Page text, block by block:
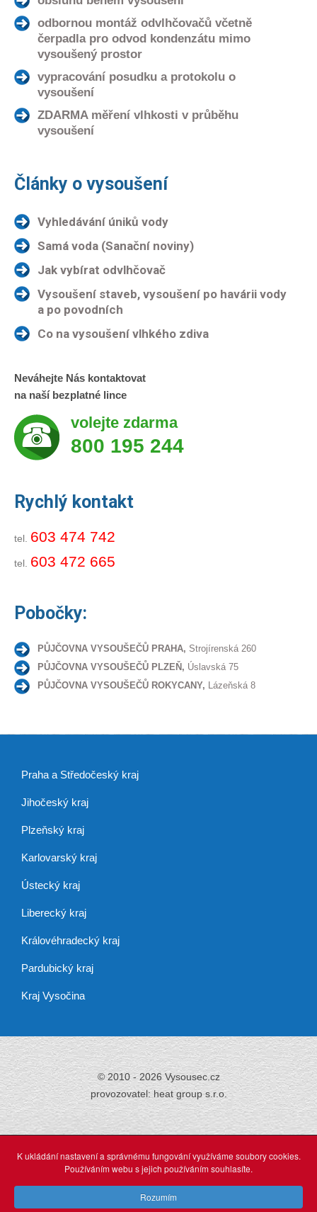
odbornou montáž odvlhčovačů včetně
čerpadla pro odvod kondenzátu mimo
vysoušený prostor
vypracování posudku a protokolu o
vysoušení
ZDARMA měření vlhkosti v průběhu
vysoušení
Články o vysoušení
Vyhledávání úniků vody
Samá voda (Sanační noviny)
Jak vybírat odvlhčovač
Vysoušení staveb, vysoušení po havárii vody
a po povodních
Co na vysoušení vlhkého zdiva
Neváhejte Nás kontaktovat
na naší bezplatné lince
volejte zdarma
800 195 244
Rychlý kontakt
tel. 603 474 742
tel. 603 472 665
Pobočky:
PŮJČOVNA VYSOUŠEČŮ PRAHA, Strojírenská 260
PŮJČOVNA VYSOUŠEČŮ PLZEŇ, Úslavská 75
PŮJČOVNA VYSOUŠEČŮ ROKYCANY, Lázeňská 8
Praha a Středočeský kraj
Jihočeský kraj
Plzeňský kraj
Karlovarský kraj
Ústecký kraj
Liberecký kraj
Královéhradecký kraj
Pardubický kraj
Kraj Vysočina
© 2010 - 2026 Vysousec.cz
provozovatel: heat group s.r.o.
Již přes 30 letzajišťujeme odstraňování
vlhkosti,
K ukládání nastavení a správnému fungování využíváme soubory cookies.
Používáním webu s jejich používáním souhlasíte.
Rozumím